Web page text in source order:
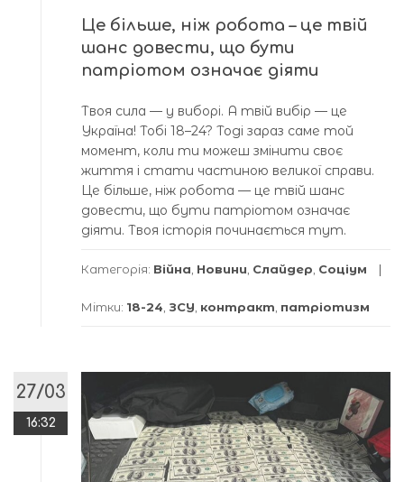
Це більше, ніж робота – це твій
шанс довести, що бути
патріотом означає діяти
Твоя сила — у виборі. А твій вибір — це
Україна! Тобі 18–24? Тоді зараз саме той
момент, коли ти можеш змінити своє
життя і стати частиною великої справи.
Це більше, ніж робота — це твій шанс
довести, що бути патріотом означає
діяти. Твоя історія починається тут.
Категорія: Війна, Новини, Слайдер, Соціум
Мітки: 18-24, ЗСУ, контракт, патріотизм
27/03
16:32